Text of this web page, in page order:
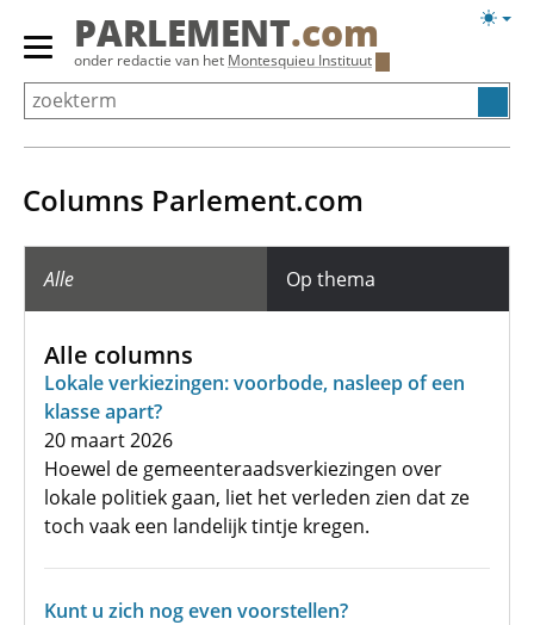
Overslaan
Primair
menu
tonen/verbergen
PARLEMENT.com
onder redactie van het Montesquieu Instituut
Columns Parlement.com
Alle Op thema
Alle columns
Lokale verkiezingen: voorbode, nasleep of een
klasse apart?
20 maart 2026
Hoewel de gemeenteraadsverkiezingen over
lokale politiek gaan, liet het verleden zien dat ze
toch vaak een landelijk tintje kregen.
Kunt u zich nog even voorstellen?